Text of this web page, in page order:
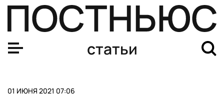
статьи
01 ИЮНЯ 2021 07:06
Футболисты и видеоигры. Узнали, во что рубятся